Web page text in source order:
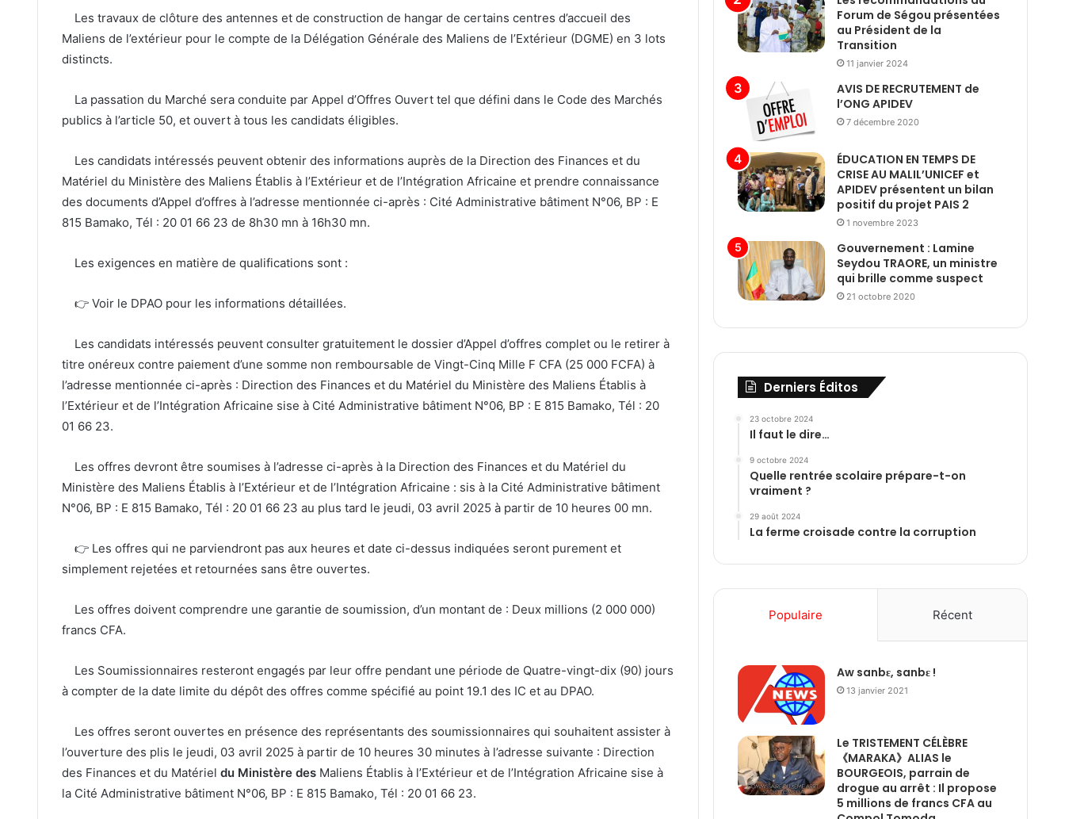
Les travaux de clôture des antennes et de construction de hangar de certains centres d’accueil des
Maliens de l’extérieur pour le compte de la Délégation Générale des Maliens de l’Extérieur (DGME) en 3 lots
distincts.
La passation du Marché sera conduite par Appel d’Offres Ouvert tel que défini dans le Code des Marchés
publics à l’article 50, et ouvert à tous les candidats éligibles.
Les candidats intéressés peuvent obtenir des informations auprès de la Direction des Finances et du
Matériel du Ministère des Maliens Établis à l’Extérieur et de l’Intégration Africaine et prendre connaissance
des documents d’Appel d’offres à l’adresse mentionnée ci-après : Cité Administrative bâtiment N°06, BP : E
815 Bamako, Tél : 20 01 66 23 de 8h30 mn à 16h30 mn.
Les exigences en matière de qualifications sont :
👉 Voir le DPAO pour les informations détaillées.
Les candidats intéressés peuvent consulter gratuitement le dossier d’Appel d’offres complet ou le retirer à
titre onéreux contre paiement d’une somme non remboursable de Vingt-Cinq Mille F CFA (25 000 FCFA) à
l’adresse mentionnée ci-après : Direction des Finances et du Matériel du Ministère des Maliens Établis à
l’Extérieur et de l’Intégration Africaine sise à Cité Administrative bâtiment N°06, BP : E 815 Bamako, Tél : 20
01 66 23.
Les offres devront être soumises à l’adresse ci-après à la Direction des Finances et du Matériel du
Ministère des Maliens Établis à l’Extérieur et de l’Intégration Africaine : sis à la Cité Administrative bâtiment
N°06, BP : E 815 Bamako, Tél : 20 01 66 23 au plus tard le jeudi, 03 avril 2025 à partir de 10 heures 00 mn.
👉 Les offres qui ne parviendront pas aux heures et date ci-dessus indiquées seront purement et
simplement rejetées et retournées sans être ouvertes.
Les offres doivent comprendre une garantie de soumission, d’un montant de : Deux millions (2 000 000)
francs CFA.
Les Soumissionnaires resteront engagés par leur offre pendant une période de Quatre-vingt-dix (90) jours
à compter de la date limite du dépôt des offres comme spécifié au point 19.1 des IC et au DPAO.
Les offres seront ouvertes en présence des représentants des soumissionnaires qui souhaitent assister à
l’ouverture des plis le jeudi, 03 avril 2025 à partir de 10 heures 30 minutes à l’adresse suivante : Direction
des Finances et du Matériel du Ministère des Maliens Établis à l’Extérieur et de l’Intégration Africaine sise à
la Cité Administrative bâtiment N°06, BP : E 815 Bamako, Tél : 20 01 66 23.
Forum de Ségou présentées
au Président de la
Transition
11 janvier 2024
AVIS DE RECRUTEMENT de
l’ONG APIDEV
7 décembre 2020
ÉDUCATION EN TEMPS DE
CRISE AU MALIL’UNICEF et
APIDEV présentent un bilan
positif du projet PAIS 2
1 novembre 2023
Gouvernement : Lamine
Seydou TRAORE, un ministre
qui brille comme suspect
21 octobre 2020
Derniers Éditos
23 octobre 2024
Il faut le dire…
9 octobre 2024
Quelle rentrée scolaire prépare-t-on
vraiment ?
29 août 2024
La ferme croisade contre la corruption
Populaire Récent
Aw sanbɛ, sanbɛ !
13 janvier 2021
Le TRISTEMENT CÉLÈBRE
《MARAKA》ALIAS le
BOURGEOIS, parrain de
drogue au arrêt : Il propose
5 millions de francs CFA au